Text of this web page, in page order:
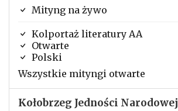
Mityng na żywo
Kolportaż literatury AA
Otwarte
Polski
Wszystkie mityngi otwarte
Kołobrzeg Jedności Narodowej